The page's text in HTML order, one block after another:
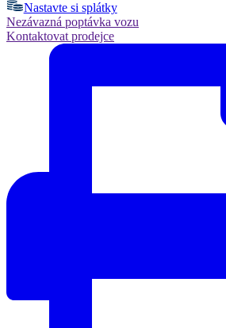
Nastavte si splátky
Nezávazná poptávka vozu
Kontaktovat prodejce